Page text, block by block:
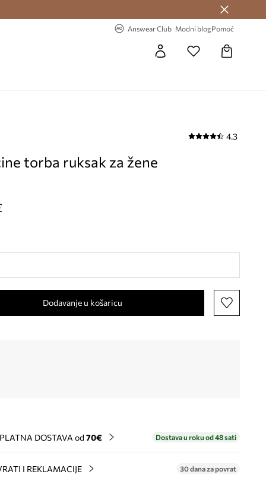
Answear Club Modni blogPomoć
4.3
torba ruksak za žene
Dodavanje u košaricu
DOSTAVA od 70€ Dostava u roku od 48 sati
I REKLAMACIJE 30 dana za povrat